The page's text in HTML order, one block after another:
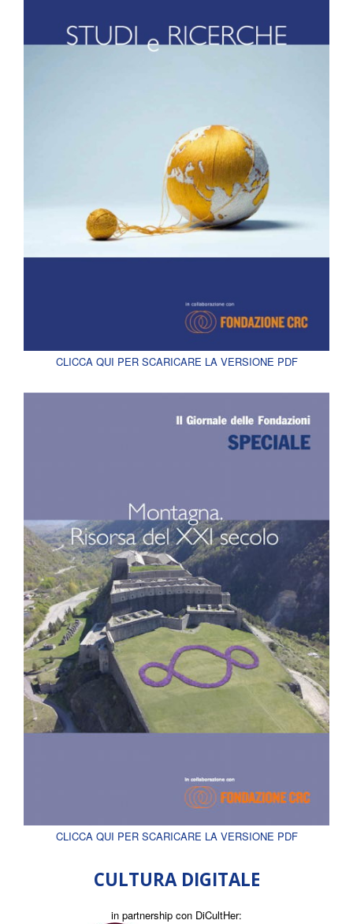
CLICCA QUI PER SCARICARE LA VERSIONE PDF
CLICCA QUI PER SCARICARE LA VERSIONE PDF
CULTURA DIGITALE
in partnership con DiCultHer: